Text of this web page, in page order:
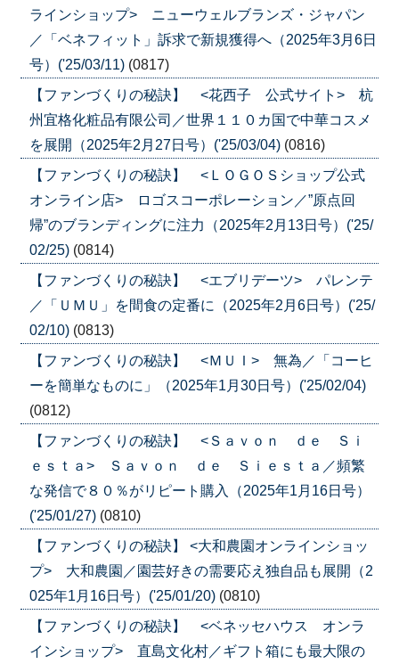
ラインショップ> ニューウェルブランズ・ジャパン
／「ベネフィット」訴求で新規獲得へ（2025年3月6日
号）('25/03/11) (0817)
【ファンづくりの秘訣】 <花西子 公式サイト> 杭
州宜格化粧品有限公司／世界１１０カ国で中華コスメ
を展開（2025年2月27日号）('25/03/04) (0816)
【ファンづくりの秘訣】 <ＬＯＧＯＳショップ公式
オンライン店> ロゴスコーポレーション／”原点回
帰”のブランディングに注力（2025年2月13日号）('25/
02/25) (0814)
【ファンづくりの秘訣】 <エブリデーツ> パレンテ
／「ＵＭＵ」を間食の定番に（2025年2月6日号）('25/
02/10) (0813)
【ファンづくりの秘訣】 <ＭＵＩ> 無為／「コーヒ
ーを簡単なものに」（2025年1月30日号）('25/02/04)
(0812)
【ファンづくりの秘訣】 <Ｓａｖｏｎ ｄｅ Ｓｉ
ｅｓｔａ> Ｓａｖｏｎ ｄｅ Ｓｉｅｓｔａ／頻繁
な発信で８０％がリピート購入（2025年1月16日号）
('25/01/27) (0810)
【ファンづくりの秘訣】 <大和農園オンラインショッ
プ> 大和農園／園芸好きの需要応え独自品も展開（2
025年1月16日号）('25/01/20) (0810)
【ファンづくりの秘訣】 <ベネッセハウス オンラ
インショップ> 直島文化村／ギフト箱にも最大限の